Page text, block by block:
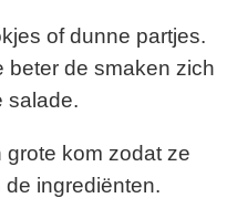
of dunne partjes.
beter de smaken zich
salade.
kom zodat ze
ingrediënten.